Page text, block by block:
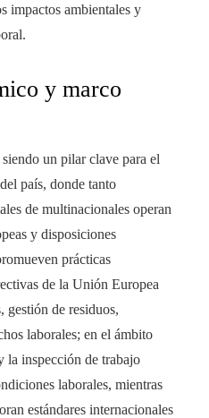
impactos ambientales y
y marco
un pilar clave para el
país, donde tanto
de multinacionales operan
y disposiciones
prácticas
de la Unión Europea
gestión de residuos,
laborales; en el ámbito
inspección de trabajo
laborales, mientras
estándares internacionales